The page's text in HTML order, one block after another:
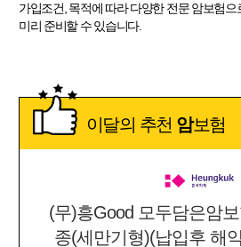
가입조건, 목적에 따라 다양한 전문 암보험
미리 준비할 수 있습니다.
이달의 추천 암보험
(무)흥Good 모두담은암
종(세만기형)(납입후 해